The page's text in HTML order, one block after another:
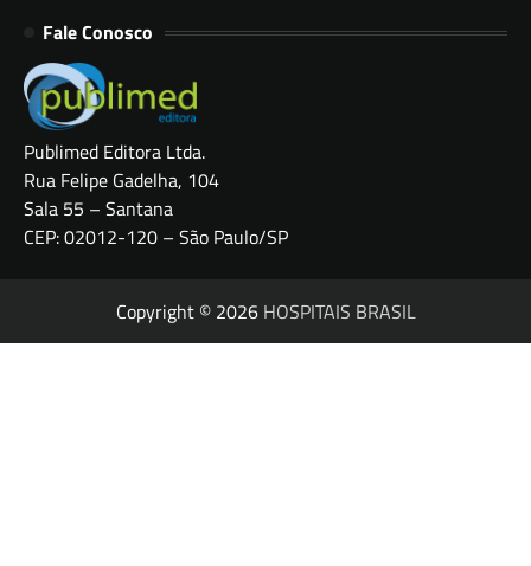
Fale Conosco
Publimed Editora Ltda.
Rua Felipe Gadelha, 104
Sala 55 – Santana
CEP: 02012-120 – São Paulo/SP
Copyright © 2026 HOSPITAIS BRASIL